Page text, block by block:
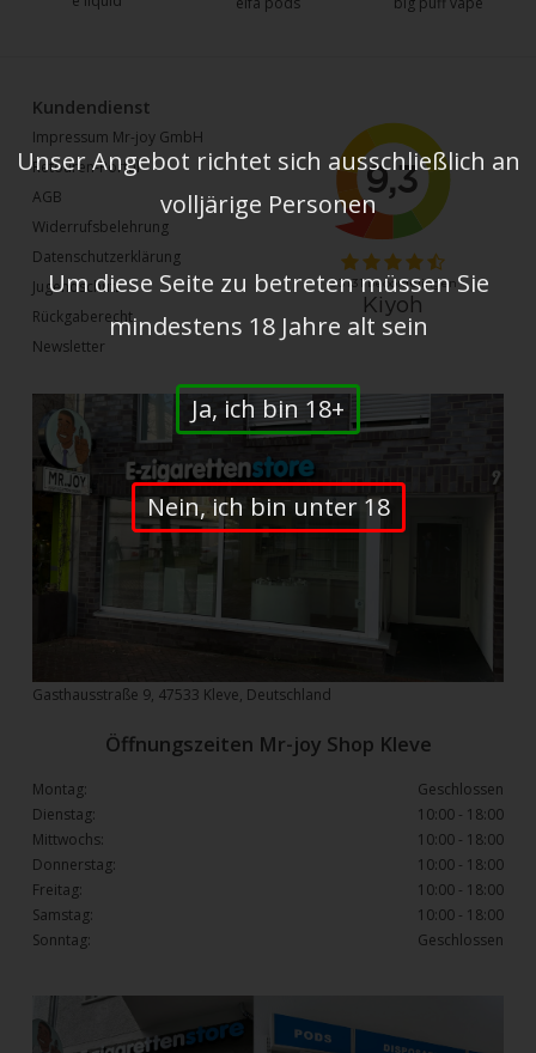
Kundendienst
Impressum Mr-joy GmbH
Retouren-Portal
AGB
Widerrufsbelehrung
Datenschutzerklärung
Jugendschutz
Rückgaberecht
Newsletter
Gasthausstraße 9, 47533 Kleve, Deutschland
Öffnungszeiten Mr-joy Shop Kleve
Montag:
Geschlossen
Dienstag:
10:00 - 18:00
Mittwochs:
10:00 - 18:00
Donnerstag:
10:00 - 18:00
Freitag:
10:00 - 18:00
Samstag:
10:00 - 18:00
Sonntag:
Geschlossen
Unser Angebot richtet sich ausschließlich an
volljärige Personen
Um diese Seite zu betreten müssen Sie
mindestens 18 Jahre alt sein
Ja, ich bin 18+
Nein, ich bin unter 18